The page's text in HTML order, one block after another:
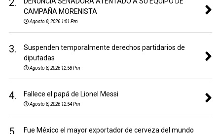
CAMPAÑA MORENISTA
Agosto 8, 2026 1:01 Pm
3.
Suspenden temporalmente derechos partidarios de
diputadas
Agosto 8, 2026 12:58 Pm
4. Fallece el papá de Lionel Messi
Agosto 8, 2026 12:54 Pm
5.
Fue México el mayor exportador de cerveza del mundo